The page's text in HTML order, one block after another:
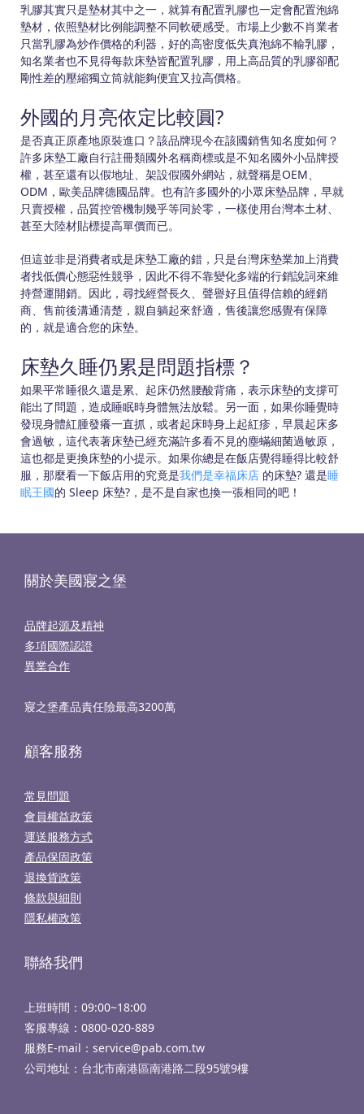
乳膠其實只是墊材其中之一，就算有配置乳膠也一定會配置泡綿
墊材，依照墊材比例能調整不同軟硬感受。市場上少數不肖業者
只當乳膠為炒作價格的利器，好的高密度低失真泡綿不輸乳膠，
知名業者也不見得每款床墊皆配置乳膠，用上高品質的乳膠卻配
剛性差的壓縮獨立筒就能夠便宜又拉高價格。
外國的月亮依定比較圓?
是否真正原產地原裝進口？該品牌現今在該國銷售知名度如何？
許多床墊工廠自行註冊類國外名稱商標或是不知名國外小品牌授
權，甚至還有以假地址、架設假國外網站，就聲稱是OEM、
ODM，歐美品牌德國品牌。也有許多國外的小眾床墊品牌，早就
只賣授權，品質控管機制幾乎等同於零，一樣使用台灣本土材、
甚至大陸材貼標提高單價而已。
但這並非是消費者或是床墊工廠的錯，只是台灣床墊業加上消費
者找低價心態惡性競爭，因此不得不靠變化多端的行銷說詞來維
持營運開銷。因此，尋找經營長久、聲譽好且值得信賴的經銷
商、售前後溝通清楚，親自躺起來舒適，售後讓您感覺有保障
的，就是適合您的床墊。
床墊久睡仍累是問題指標？
如果平常睡很久還是累、起床仍然腰酸背痛，表示床墊的支撐可
能出了問題，造成睡眠時身體無法放鬆。另一面，如果你睡覺時
發現身體紅腫發癢一直抓，或者起床時身上起紅疹，早晨起床多
會過敏，這代表著床墊已經充滿許多看不見的塵蟎細菌過敏原，
這也都是更換床墊的小提示。如果你總是在飯店覺得睡得比較舒
服，那麼看一下飯店用的究竟是我們是幸福床店 的床墊? 還是睡
眠王國的 Sleep 床墊?，是不是自家也換一張相同的吧！
關於美國寢之堡
品牌起源及精神
多項國際認證
異業合作
寢之堡產品責任險最高3200萬
顧客服務
常見問題
會員權益政策
運送服務方式
產品保固政策
退換貨政策
條款與細則
隱私權政策
聯絡我們
上班時間：09:00~18:00
客服專線： 0800-020-889
服務E-mail：service@pab.com.tw
公司地址：台北市南港區南港路二段95號9樓